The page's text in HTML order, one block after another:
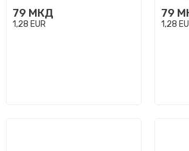
79 МКД
1,28 EUR
79
1,28